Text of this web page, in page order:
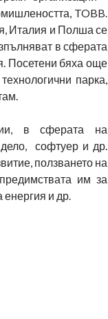
TOBB.
Италия и Полша се
в сферата
Посетени бяха още
парка,
в сферата на
софтуер и др.
ползването на
им за
и др.